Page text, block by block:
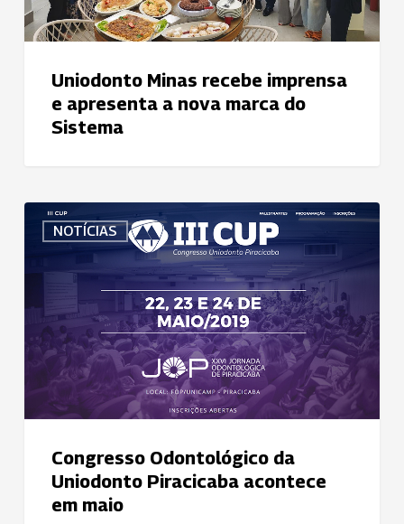
marca
do
Uniodonto Minas recebe imprensa
e apresenta a nova marca do
Sistema
NOTÍCIAS
Congresso
Odontológico da
Uniodonto Piracicaba
acontece
em
maio
Congresso Odontológico da
Uniodonto Piracicaba acontece
em maio